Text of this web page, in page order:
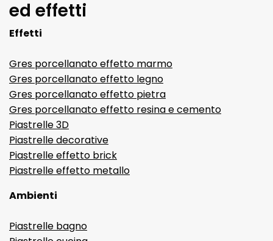
ed effetti
Effetti
Gres porcellanato effetto marmo
Gres porcellanato effetto legno
Gres porcellanato effetto pietra
Gres porcellanato effetto resina e cemento
Piastrelle 3D
Piastrelle decorative
Piastrelle effetto brick
Piastrelle effetto metallo
Ambienti
Piastrelle bagno